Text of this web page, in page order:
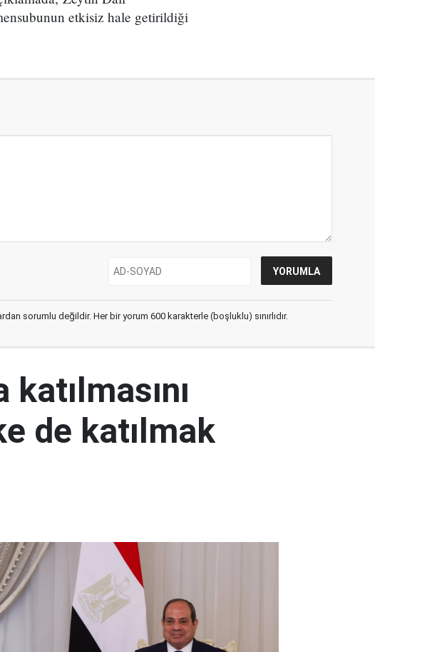
etkisiz hale getirildiği
sorumlu değildir. Her bir yorum 600 karakterle (boşluklu) sınırlıdır.
de katılmak